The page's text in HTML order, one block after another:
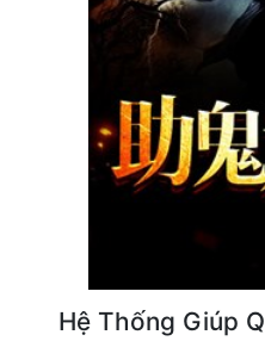
Truyện Convert
Truyện ngắnHệ Thống Giúp